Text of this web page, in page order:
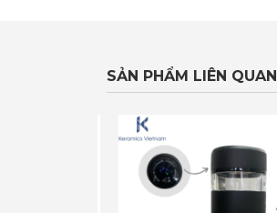
SẢN PHẨM LIÊN QUAN